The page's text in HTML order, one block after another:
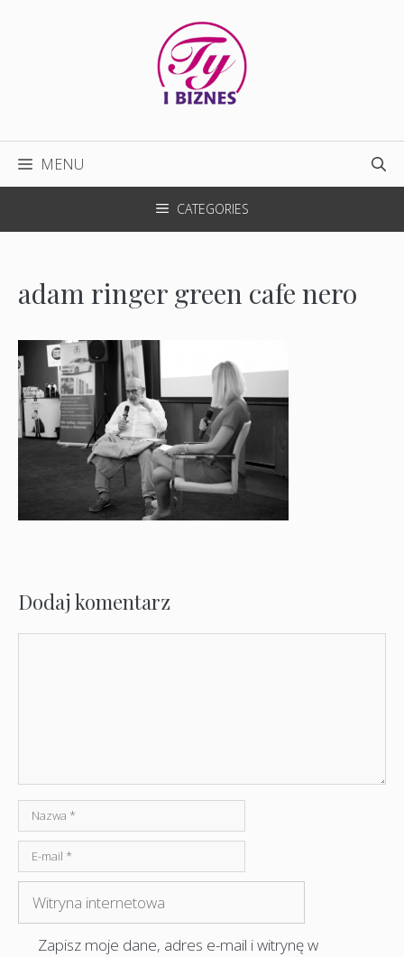
MENU
CATEGORIES
adam ringer green cafe nero
Dodaj komentarz
Nazwa
mail
internetowa
Zapisz moje dane, adres e-mail i witrynę w